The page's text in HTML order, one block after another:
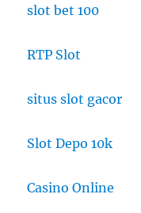
slot bet 100
RTP Slot
situs slot gacor
Slot Depo 10k
Casino Online